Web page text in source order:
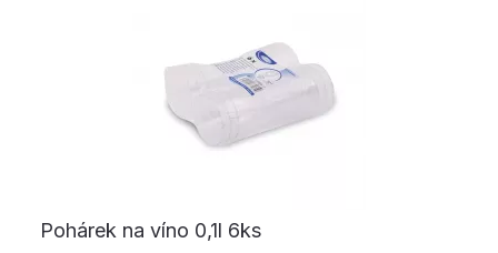
Pohárek na víno 0,1l 6ks